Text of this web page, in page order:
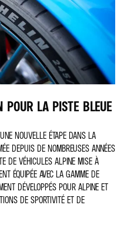
POUR LA PISTE BLEUE
NOUVELLE ÉTAPE DANS LA
DEPUIS DE NOMBREUSES ANNÉES
DE VÉHICULES ALPINE MISE À
ÉQUIPÉE AVEC LA GAMME DE
DÉVELOPPÉS POUR ALPINE ET
DE SPORTIVITÉ ET DE